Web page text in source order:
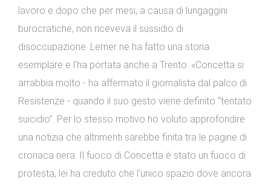
lavoro e dopo che per mesi, a causa di lungaggini
burocratiche, non riceveva il sussidio di
disoccupazione. Lerner ne ha fatto una storia
esemplare e l’ha portata anche a Trento: «Concetta si
arrabbia molto - ha affermato il giornalista dal palco di
Resistenze - quando il suo gesto viene definito “tentato
suicidio”. Per lo stesso motivo ho voluto approfondire
una notizia che altrimenti sarebbe finita tra le pagine di
cronaca nera. Il fuoco di Concetta è stato un fuoco di
protesta, lei ha creduto che l’unico spazio dove ancora